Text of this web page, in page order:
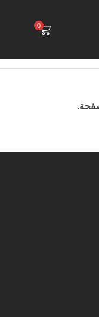
0